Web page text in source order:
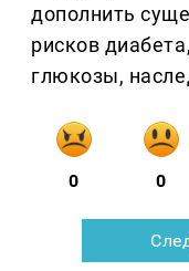
дополнить
рисков
глюкозы,
0 0